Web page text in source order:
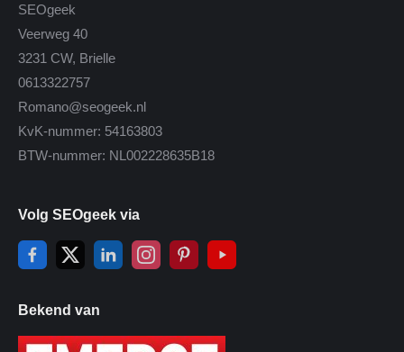
SEOgeek
Veerweg 40
3231 CW, Brielle
0613322757
Romano@seogeek.nl
KvK-nummer: 54163803
BTW-nummer: NL002228635B18
Volg SEOgeek via
Bekend van